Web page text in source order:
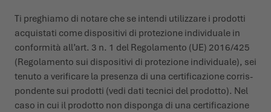
Ti preghiamo di notare che se intendi utilizzare i prodotti
acquistati come dispositivi di protezione individuale in
conformità all’art. 3 n. 1 del Regolamento (UE) 2016/425
(Regolamento sui dispositivi di protezione individuale), sei
tenuto a verificare la presenza di una certificazione corris­
pondente sui prodotti (vedi dati tecnici del prodotto). Nel
caso in cui il prodotto non disponga di una certificazione